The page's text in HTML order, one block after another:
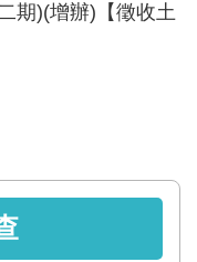
期)(增辦)【徵收土